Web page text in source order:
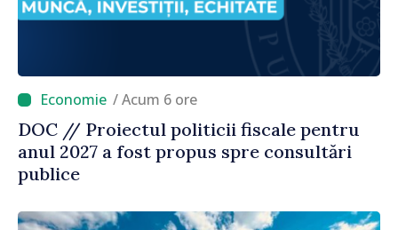
/ Acum 6 ore
DOC // Proiectul politicii fiscale pentru
anul 2027 a fost propus spre consultări
publice